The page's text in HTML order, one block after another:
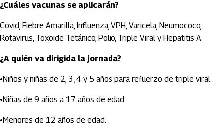
¿Cuáles vacunas se aplicarán?
Covid, Fiebre Amarilla, Influenza, VPH, Varicela, Neumococo,
Rotavirus, Toxoide Tetánico, Polio, Triple Viral y Hepatitis A
¿A quién va dirigida la jornada?
•Niños y niñas de 2, 3 ,4 y 5 años para refuerzo de triple viral.
•Niñas de 9 años a 17 años de edad.
•Menores de 12 años de edad.